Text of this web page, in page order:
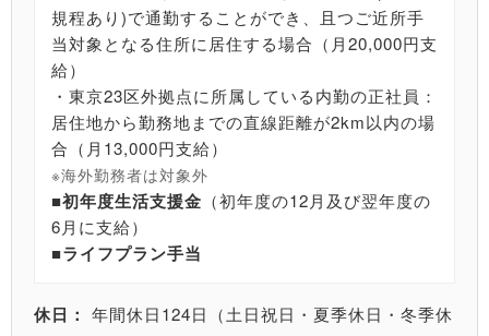
規程あり)で通勤することができ、且つご近所手
当対象となる住所に居住する場合（月20,000円支
給）
・東京23区外拠点に所属している内勤の正社員：
居住地から勤務地までの直線距離が2km以内の場
合（月13,000円支給）
※海外勤務者は対象外
■初年度生活支援金 （初年度の12月及び翌年度の
6月に支給）
■ライフプラン手当
休日： 年間休日124日（土日祝日・夏季休日・冬季休